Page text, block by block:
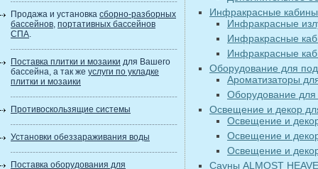
Продажа и установка сборно-разборных
бассейнов, портативных бассейнов
СПА.
Поставка плитки и мозаики для Вашего
бассейна, а так же услуги по укладке
плитки и мозаики
Противоскользящие системы
Установки обеззараживания воды
Поставка оборудования для
Инфракрасные
Инфракрасные
Инфракрасные
Инфракрасные
Оборудование для
Ароматизаторы
Оборудование для
Освещение и декор
Освещение и
Освещение и
Освещение и
Сауны ALMOST